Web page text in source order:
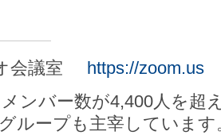
会議室 https://zoom.us
ンバー数が4,400人を超
ループも主宰しています